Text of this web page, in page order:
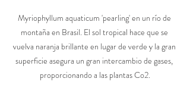
Myriophyllum aquaticum 'pearling' en un río de
montaña en Brasil. El sol tropical hace que se
vuelva naranja brillante en lugar de verde y la gran
superficie asegura un gran intercambio de gases,
proporcionando a las plantas Co2.